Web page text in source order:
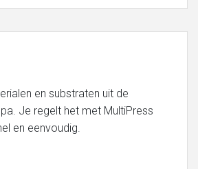
en substraten uit de
Je regelt het met MultiPress
en eenvoudig.